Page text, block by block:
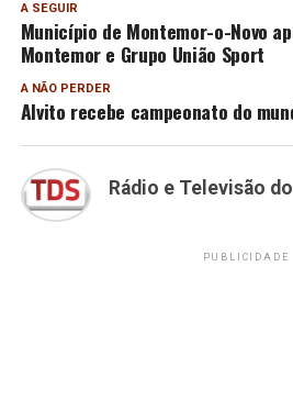
A SEGUIR
Município de Montemor-o-Novo
Montemor e Grupo União Sport
A NÃO PERDER
Alvito recebe campeonato do
Rádio e Televisão
PUBLICIDADE